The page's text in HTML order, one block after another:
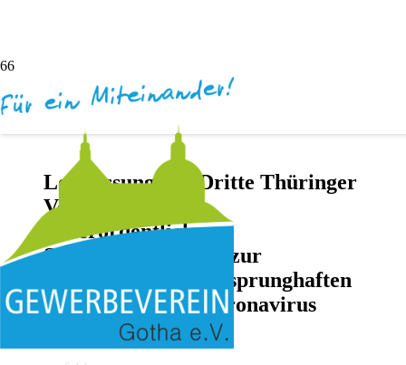
Lesefassung 3. – Dritte Thüringer
Verordnung über
außerordentliche
Sondermaßnahmen zur
Eindämmung einer sprunghaften
Ausbreitung des Coronavirus
SARS-CoV-2